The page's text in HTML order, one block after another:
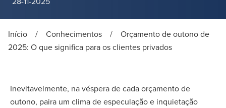
Início / Conhecimentos /
Orçamento de outono de
2025: O que significa para os clientes privados
Inevitavelmente, na véspera de cada orçamento de
outono, paira um clima de especulação e inquietação